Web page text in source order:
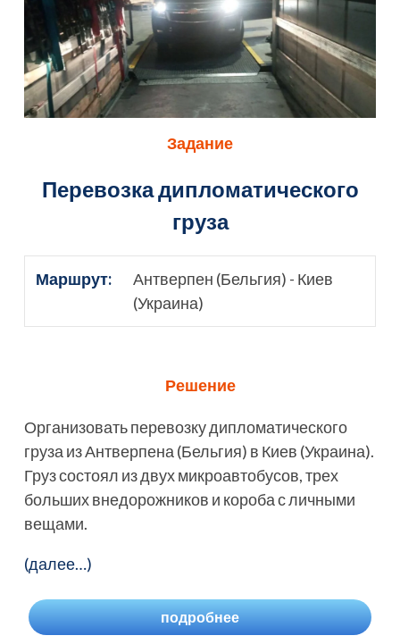
Задание
Перевозка дипломатического
груза
Маршрут:
Антверпен (Бельгия) - Киев
(Украина)
Решение
Организовать перевозку дипломатического
груза из Антверпена (Бельгия) в Киев (Украина).
Груз состоял из двух микроавтобусов, трех
больших внедорожников и короба с личными
вещами.
(далее…)
подробнее